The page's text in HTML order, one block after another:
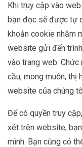
Khi truy cập vào
bạn đọc sẽ được tự
khoản cookie nhằm
website gửi đến
vào trang web. Chức
cầu, mong muốn, thị
website của chúng
Để có quyền truy
xét trên website,
mình. Bạn cũng có